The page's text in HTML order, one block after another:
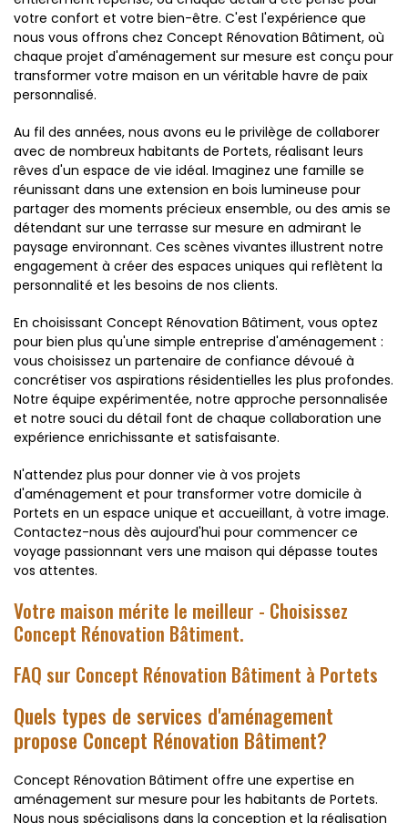
votre confort et votre bien-être. C'est l'expérience que
nous vous offrons chez Concept Rénovation Bâtiment, où
chaque projet d'aménagement sur mesure est conçu pour
transformer votre maison en un véritable havre de paix
personnalisé.
Au fil des années, nous avons eu le privilège de collaborer
avec de nombreux habitants de Portets, réalisant leurs
rêves d'un espace de vie idéal. Imaginez une famille se
réunissant dans une extension en bois lumineuse pour
partager des moments précieux ensemble, ou des amis se
détendant sur une terrasse sur mesure en admirant le
paysage environnant. Ces scènes vivantes illustrent notre
engagement à créer des espaces uniques qui reflètent la
personnalité et les besoins de nos clients.
En choisissant Concept Rénovation Bâtiment, vous optez
pour bien plus qu'une simple entreprise d'aménagement :
vous choisissez un partenaire de confiance dévoué à
concrétiser vos aspirations résidentielles les plus profondes.
Notre équipe expérimentée, notre approche personnalisée
et notre souci du détail font de chaque collaboration une
expérience enrichissante et satisfaisante.
N'attendez plus pour donner vie à vos projets
d'aménagement et pour transformer votre domicile à
Portets en un espace unique et accueillant, à votre image.
Contactez-nous dès aujourd'hui pour commencer ce
voyage passionnant vers une maison qui dépasse toutes
vos attentes.
Votre maison mérite le meilleur - Choisissez
Concept Rénovation Bâtiment.
FAQ sur Concept Rénovation Bâtiment à Portets
Quels types de services d'aménagement
propose Concept Rénovation Bâtiment?
Concept Rénovation Bâtiment offre une expertise en
aménagement sur mesure pour les habitants de Portets.
Nous nous spécialisons dans la conception et la réalisation